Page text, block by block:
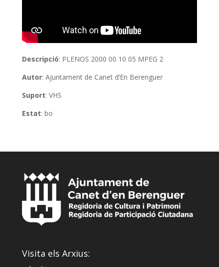
Descripció: PLENOS 2000 00 10 05 MPEG 2
Autor: Ajuntament de Canet d’En Berenguer
Suport: VHS
Estat: bo
Visita els Arxius: